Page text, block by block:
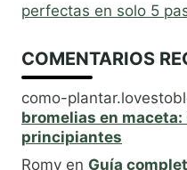
perfectas en solo 5
COMENTARIOS
como-
bromelias en
principiantes
Romy en Guía